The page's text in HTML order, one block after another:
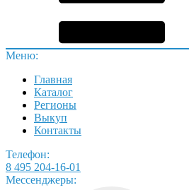
Меню:
Главная
Каталог
Регионы
Выкуп
Контакты
Телефон:
8 495 204-16-01
Мессенджеры: